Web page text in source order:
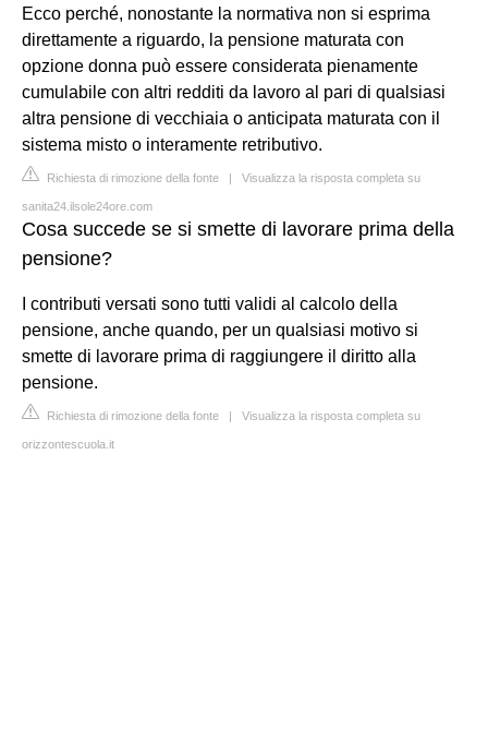
Ecco perché, nonostante la normativa non si esprima
direttamente a riguardo, la pensione maturata con
opzione donna può essere considerata pienamente
cumulabile con altri redditi da lavoro al pari di qualsiasi
altra pensione di vecchiaia o anticipata maturata con il
sistema misto o interamente retributivo.
Richiesta di rimozione della fonte | Visualizza la risposta completa su
sanita24.ilsole24ore.com
Cosa succede se si smette di lavorare prima della
pensione?
I contributi versati sono tutti validi al calcolo della
pensione, anche quando, per un qualsiasi motivo si
smette di lavorare prima di raggiungere il diritto alla
pensione.
Richiesta di rimozione della fonte | Visualizza la risposta completa su
orizzontescuola.it